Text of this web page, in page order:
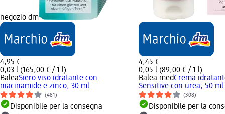
negozio dm
4,95 €
0,03 l (165,00 € / 1 l)
BaleaSiero viso idratante con
niacinamide e zinco, 30 ml
(481)
Disponibile per la consegna
4,45 €
0,05 l (89,00 € / 1 l)
Balea medCrema
Sensitive con urea, 50 ml
(308)
Disponibile per la